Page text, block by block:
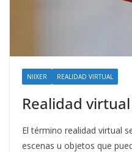
NIIXER REALIDAD VIRTUAL
Realidad
El término realidad virtual
escenas u objetos que